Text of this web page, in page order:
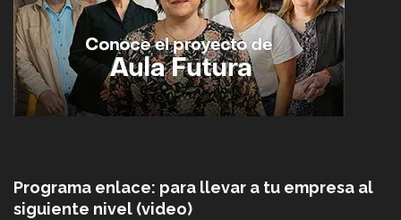
Programa enlace: para llevar a tu empresa al
siguiente nivel (video)